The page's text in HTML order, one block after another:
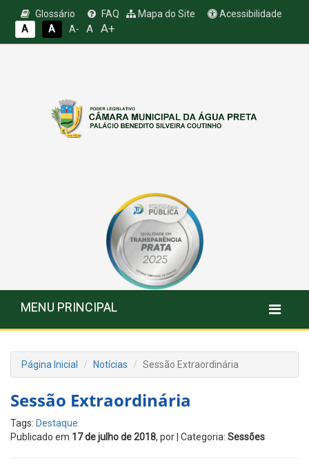
Glossário FAQ Mapa do Site
Acessibilidade
A
A A- A A+
MENU PRINCIPAL
Página Inicial Notícias Sessão Extraordinária
Sessão Extraordinária
Tags: Destaque
Publicado em 17 de julho de 2018, por | Categoria: Sessões